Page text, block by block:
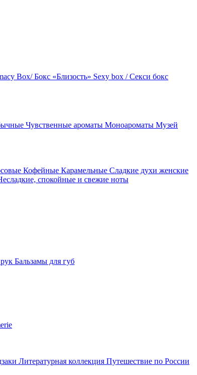
Box/ Бокс «Близость» Sexy box / Секси бокс
Чувственные ароматы Моноароматы Музей
Кофейные Карамельные Сладкие духи женские
спокойные и свежие ноты
Бальзамы для губ
Литературная коллекция Путешествие по России